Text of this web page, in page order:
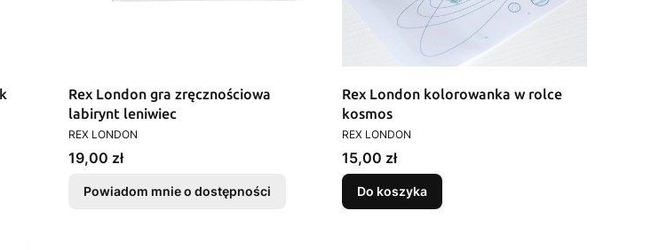
Rex London gra zręcznościowa
labirynt leniwiec
PRODUCENT
REX LONDON
Cena
19,00 zł
Powiadom mnie o dostępności
Rex London kolorowanka w rolce
kosmos
PRODUCENT
REX LONDON
Cena
15,00 zł
Do koszyka